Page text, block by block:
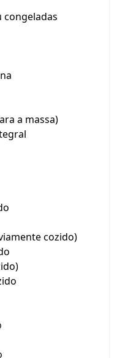
congeladas
a massa)
cozido)